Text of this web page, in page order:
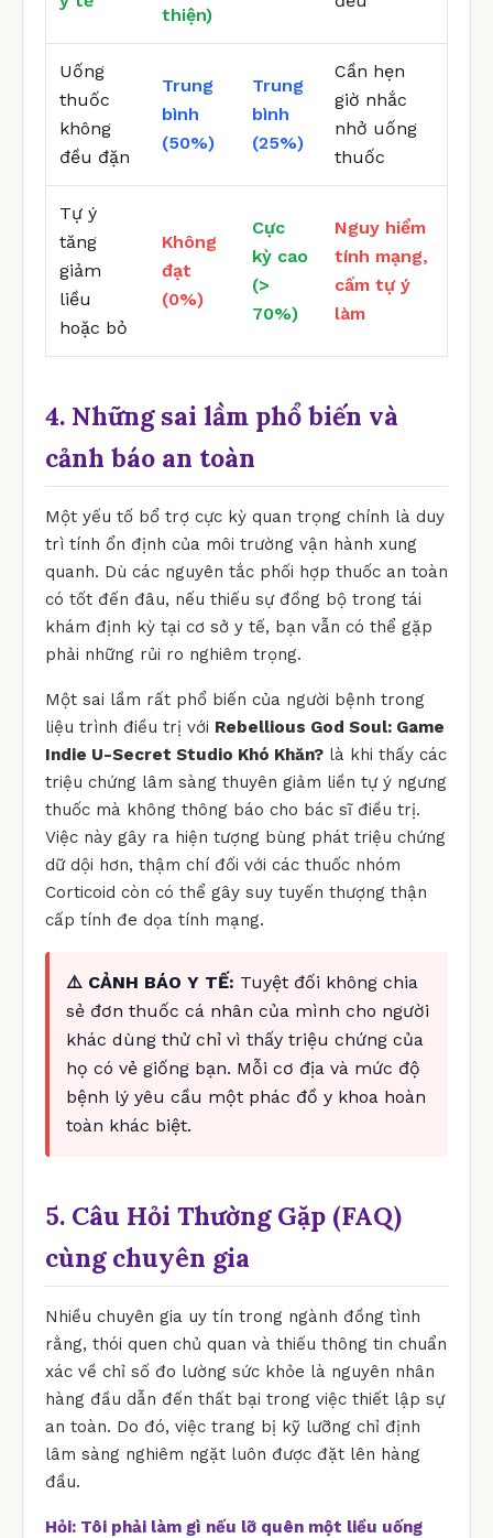
thiện)
Uống
thuốc
không
đều đặn
Trung
bình
(50%)
Trung
bình
(25%)
Cần hẹn
giờ nhắc
nhở uống
thuốc
Tự ý
tăng
giảm
liều
hoặc bỏ
Không
đạt
(0%)
Cực
kỳ cao
(>
70%)
Nguy hiểm
tính mạng,
cấm tự ý
làm
4. Những sai lầm phổ biến và
cảnh báo an toàn
Một yếu tố bổ trợ cực kỳ quan trọng chính là duy
trì tính ổn định của môi trường vận hành xung
quanh. Dù các nguyên tắc phối hợp thuốc an toàn
có tốt đến đâu, nếu thiếu sự đồng bộ trong tái
khám định kỳ tại cơ sở y tế, bạn vẫn có thể gặp
phải những rủi ro nghiêm trọng.
Một sai lầm rất phổ biến của người bệnh trong
liệu trình điều trị với Rebellious God Soul: Game
Indie U-Secret Studio Khó Khăn? là khi thấy các
triệu chứng lâm sàng thuyên giảm liền tự ý ngưng
thuốc mà không thông báo cho bác sĩ điều trị.
Việc này gây ra hiện tượng bùng phát triệu chứng
dữ dội hơn, thậm chí đối với các thuốc nhóm
Corticoid còn có thể gây suy tuyến thượng thận
cấp tính đe dọa tính mạng.
⚠️ CẢNH BÁO Y TẾ: Tuyệt đối không chia
sẻ đơn thuốc cá nhân của mình cho người
khác dùng thử chỉ vì thấy triệu chứng của
họ có vẻ giống bạn. Mỗi cơ địa và mức độ
bệnh lý yêu cầu một phác đồ y khoa hoàn
toàn khác biệt.
5. Câu Hỏi Thường Gặp (FAQ)
cùng chuyên gia
Nhiều chuyên gia uy tín trong ngành đồng tình
rằng, thói quen chủ quan và thiếu thông tin chuẩn
xác về chỉ số đo lường sức khỏe là nguyên nhân
hàng đầu dẫn đến thất bại trong việc thiết lập sự
an toàn. Do đó, việc trang bị kỹ lưỡng chỉ định
lâm sàng nghiêm ngặt luôn được đặt lên hàng
đầu.
Hỏi: Tôi phải làm gì nếu lỡ quên một liều uống